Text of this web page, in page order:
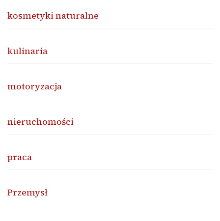
kosmetyki naturalne
kulinaria
motoryzacja
nieruchomości
praca
Przemysł